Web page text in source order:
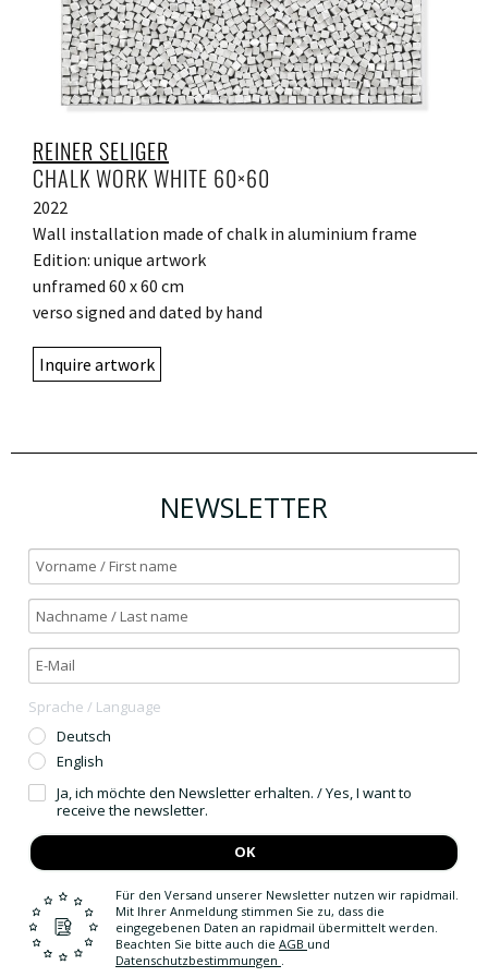
REINER SELIGER
CHALK WORK WHITE 60×60
2022
Wall installation made of chalk in aluminium frame
Edition: unique artwork
unframed 60 x 60 cm
verso signed and dated by hand
Inquire artwork
NEWSLETTER
Sprache / Language
Deutsch
English
Ja, ich möchte den Newsletter erhalten. / Yes, I want to
receive the newsletter.
OK
Für den Versand unserer Newsletter nutzen wir rapidmail.
Mit Ihrer Anmeldung stimmen Sie zu, dass die
eingegebenen Daten an rapidmail übermittelt werden.
Beachten Sie bitte auch die AGB und
Datenschutzbestimmungen